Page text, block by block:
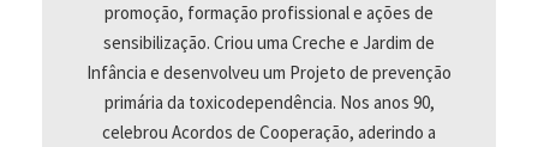
promoção, formação profissional e ações de
sensibilização. Criou uma Creche e Jardim de
Infância e desenvolveu um Projeto de prevenção
primária da toxicodependência. Nos anos 90,
celebrou Acordos de Cooperação, aderindo a